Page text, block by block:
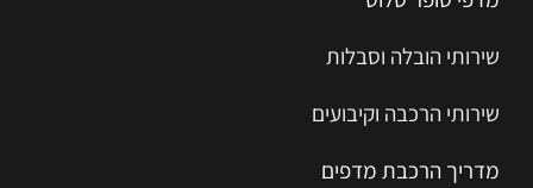
שירותי הובלה וסבלות
שירותי הרכבה וקיבועים
מדריך הרכבת מדפים